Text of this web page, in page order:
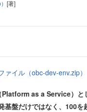
[著]
ァイル（obc-dev-env.zip
as a Service）と
盤だけではなく、100を